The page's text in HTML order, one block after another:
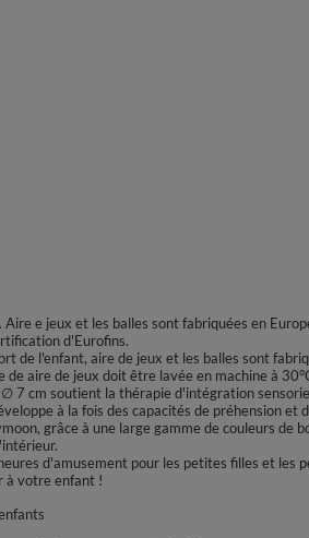
Aire e jeux et les balles sont fabriquées en
d'Eurofins.
de l'enfant, aire de jeux et les balles sont
de aire de jeux doit être lavée en machine à
7 cm soutient la thérapie d'intégration
à la fois des capacités de préhension et
grâce à une large gamme de couleurs de
d'amusement pour les petites filles et les
à votre enfant !